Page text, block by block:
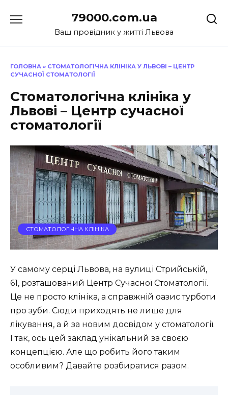
до
79000.com.ua
Ваш провідник у житті Львова
ГОЛОВНА » СТОМАТОЛОГІЧНА КЛІНІКА У ЛЬВОВІ – ЦЕНТР
СУЧАСНОЇ СТОМАТОЛОГІЇ
Стоматологічна клініка у
Львові – Центр сучасної
стоматології
СТОМАТОЛОГІЧНА КЛІНІКА
У самому серці Львова, на вулиці Стрийській,
61, розташований Центр Сучасної Стоматології.
Це не просто клініка, а справжній оазис турботи
про зуби. Сюди приходять не лише для
лікування, а й за новим досвідом у стоматології.
І так, ось цей заклад унікальний за своєю
концепцією. Але що робить його таким
особливим? Давайте розбиратися разом.